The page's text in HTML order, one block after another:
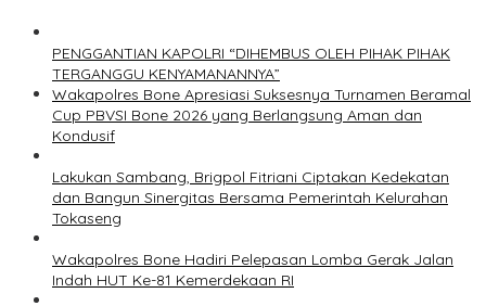
PENGGANTIAN KAPOLRI “DIHEMBUS OLEH PIHAK PIHAK
TERGANGGU KENYAMANANNYA”
Wakapolres Bone Apresiasi Suksesnya Turnamen Beramal
Cup PBVSI Bone 2026 yang Berlangsung Aman dan
Kondusif
Lakukan Sambang, Brigpol Fitriani Ciptakan Kedekatan
dan Bangun Sinergitas Bersama Pemerintah Kelurahan
Tokaseng
Wakapolres Bone Hadiri Pelepasan Lomba Gerak Jalan
Indah HUT Ke-81 Kemerdekaan RI